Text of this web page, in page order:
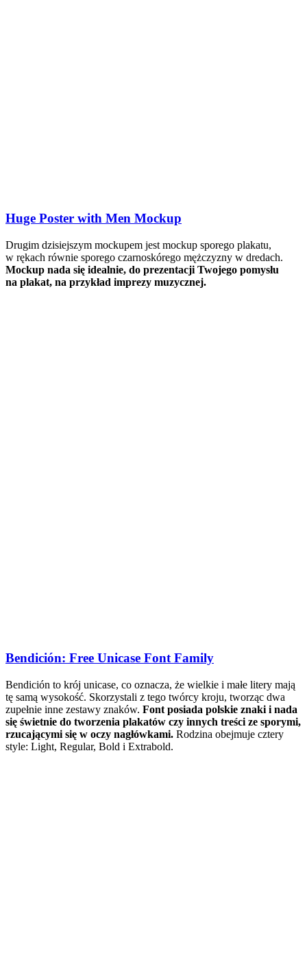
Huge Poster with Men Mockup
Drugim dzisiejszym mockupem jest mockup sporego plakatu,
w rękach równie sporego czarnoskórego mężczyzny w dredach.
Mockup nada się idealnie, do prezentacji Twojego pomysłu
na plakat, na przykład imprezy muzycznej.
Bendición: Free Unicase Font Family
Bendición to krój unicase, co oznacza, że ​​wielkie i małe litery mają
tę samą wysokość. Skorzystali z tego twórcy kroju, tworząc dwa
zupełnie inne zestawy znaków. Font posiada polskie znaki i nada
się świetnie do tworzenia plakatów czy innych treści ze sporymi,
rzucającymi się w oczy nagłówkami. Rodzina obejmuje cztery
style: Light, Regular, Bold i Extrabold.